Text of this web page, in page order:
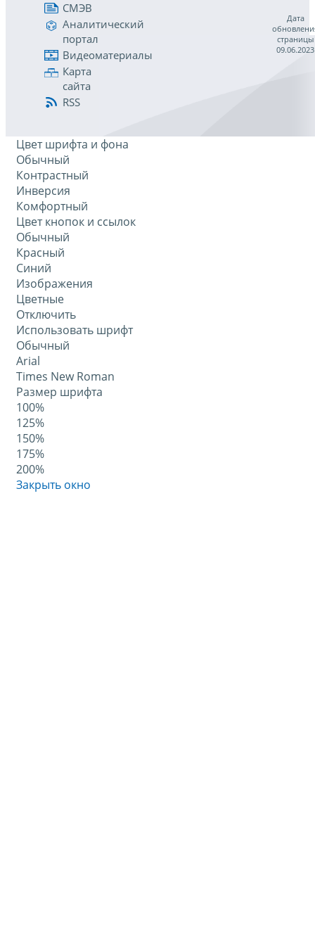
СМЭВ
Аналитический
портал
Видеоматериалы
Карта
сайта
RSS
Дата
страницы
09.06.2023
Цвет шрифта и фона
Обычный
Контрастный
Инверсия
Комфортный
Цвет кнопок и ссылок
Обычный
Красный
Синий
Изображения
Цветные
Отключить
Использовать шрифт
Обычный
Arial
Times New Roman
Размер шрифта
100%
125%
150%
175%
200%
Закрыть окно